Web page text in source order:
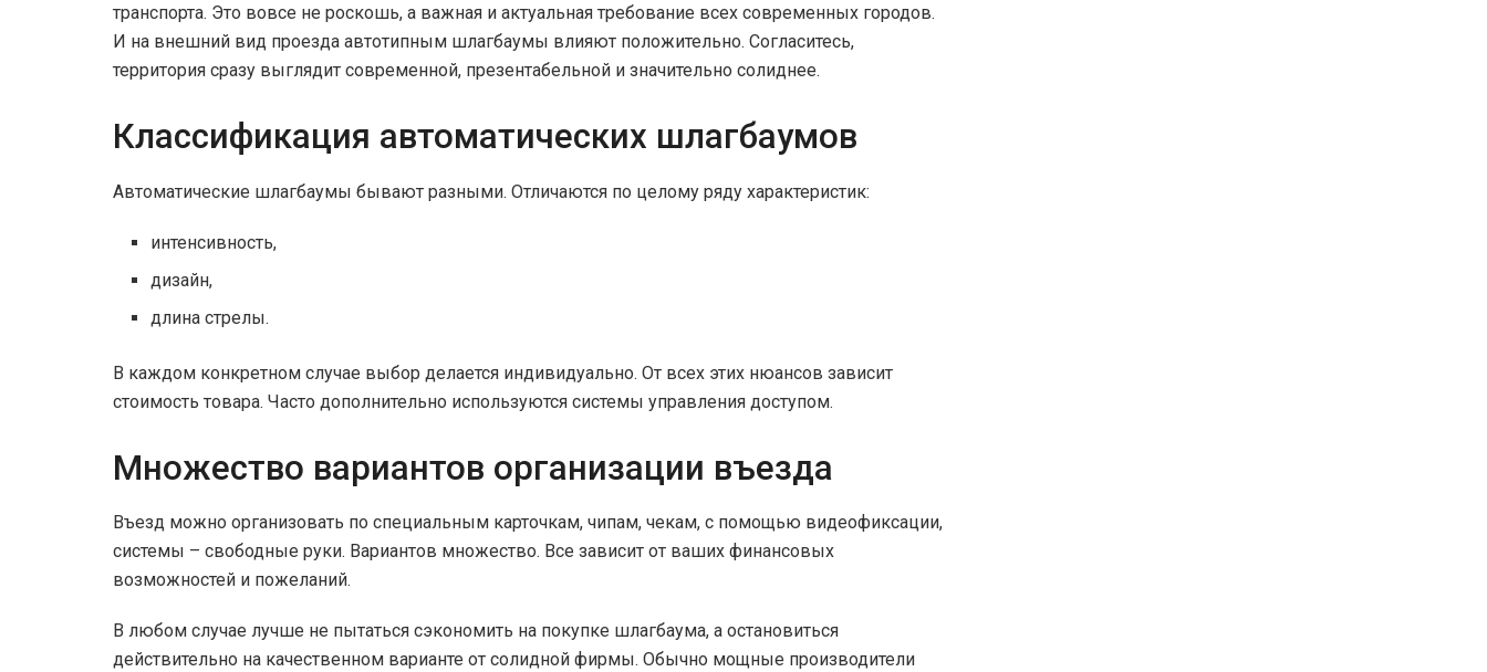
транспорта. Это вовсе не роскошь, а важная и актуальная требование всех современных городов.
И на внешний вид проезда автотипным шлагбаумы влияют положительно. Согласитесь,
территория сразу выглядит современной, презентабельной и значительно солиднее.
Классификация автоматических шлагбаумов
Автоматические шлагбаумы бывают разными. Отличаются по целому ряду характеристик:
интенсивность,
дизайн,
длина стрелы.
В каждом конкретном случае выбор делается индивидуально. От всех этих нюансов зависит
стоимость товара. Часто дополнительно используются системы управления доступом.
Множество вариантов организации въезда
Въезд можно организовать по специальным карточкам, чипам, чекам, с помощью видеофиксации,
системы – свободные руки. Вариантов множество. Все зависит от ваших финансовых
возможностей и пожеланий.
В любом случае лучше не пытаться сэкономить на покупке шлагбаума, а остановиться
действительно на качественном варианте от солидной фирмы. Обычно мощные производители